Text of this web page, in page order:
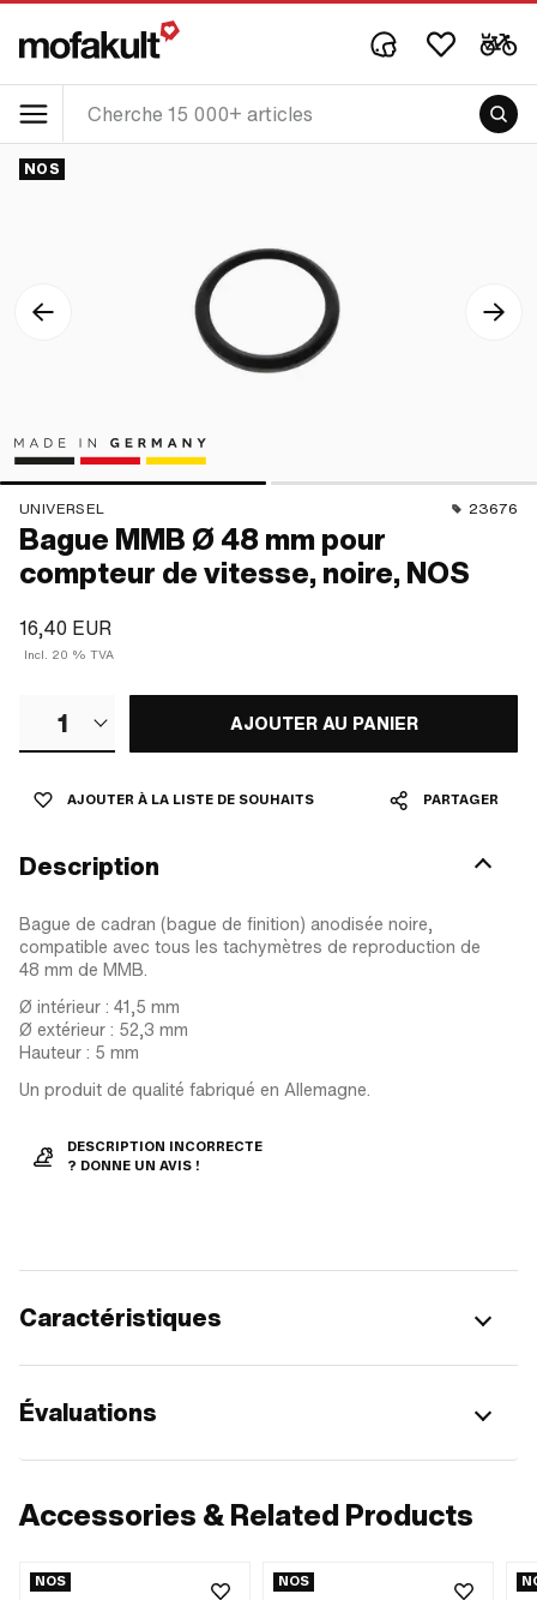
NOS
UNIVERSEL 23676
Bague MMB Ø 48 mm pour
compteur de vitesse, noire, NOS
16,40 EUR
Incl. 20 % TVA
1 AJOUTER AU PANIER
AJOUTER À LA LISTE DE SOUHAITS PARTAGER
Description
Bague de cadran (bague de finition) anodisée noire,
compatible avec tous les tachymètres de reproduction de
48 mm de MMB.
Ø intérieur : 41,5 mm
Ø extérieur : 52,3 mm
Hauteur : 5 mm
Un produit de qualité fabriqué en Allemagne.
DESCRIPTION INCORRECTE
? DONNE UN AVIS !
Caractéristiques
Évaluations
Accessories & Related Products
NOS NOS